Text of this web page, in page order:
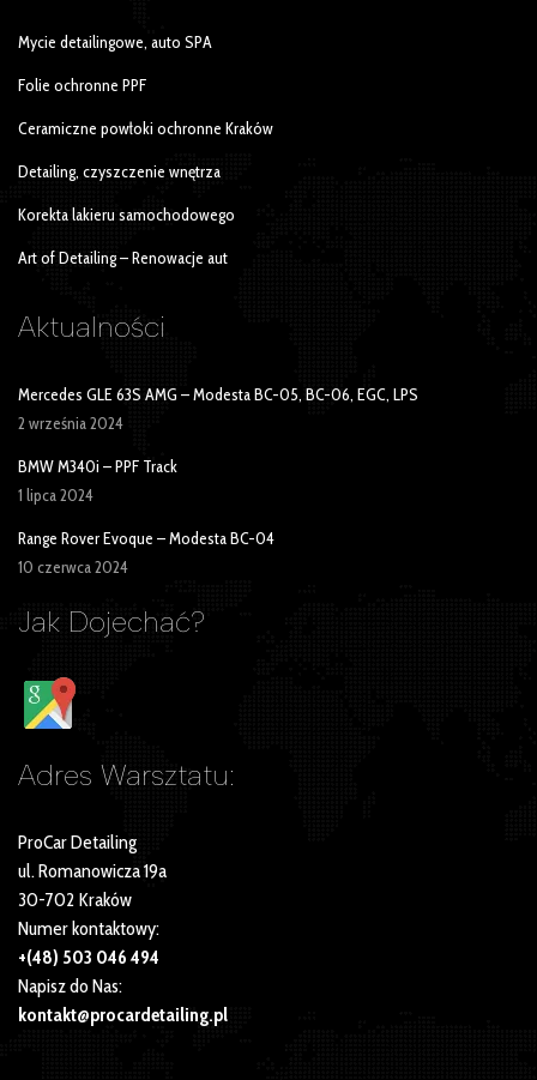
Mycie detailingowe, auto SPA
Folie ochronne PPF
Ceramiczne powłoki ochronne Kraków
Detailing, czyszczenie wnętrza
Korekta lakieru samochodowego
Art of Detailing – Renowacje aut
Aktualności
Mercedes GLE 63S AMG – Modesta BC-05, BC-06, EGC, LPS
2 września 2024
BMW M340i – PPF Track
1 lipca 2024
Range Rover Evoque – Modesta BC-04
10 czerwca 2024
Jak Dojechać?
Adres Warsztatu:
ProCar Detailing
ul. Romanowicza 19a
30-702 Kraków
Numer kontaktowy:
+(48) 503 046 494
Napisz do Nas:
kontakt@procardetailing.pl